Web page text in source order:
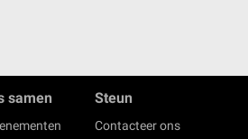
samen Steun
Contacteer ons